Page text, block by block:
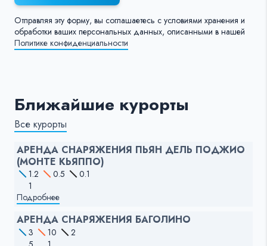
Отправляя эту форму, вы соглашаетесь с условиями хранения и
обработки ваших персональных данных, описанными в нашей
Политике конфиденциальности
Ближайшие курорты
Все курорты
АРЕНДА СНАРЯЖЕНИЯ ПЬЯН ДЕЛЬ ПОДЖИО
(МОНТЕ КЬЯППО)
1.2 0.5
0.1
1
Подробнее
АРЕНДА СНАРЯЖЕНИЯ БАГОЛИНО
3 10
2